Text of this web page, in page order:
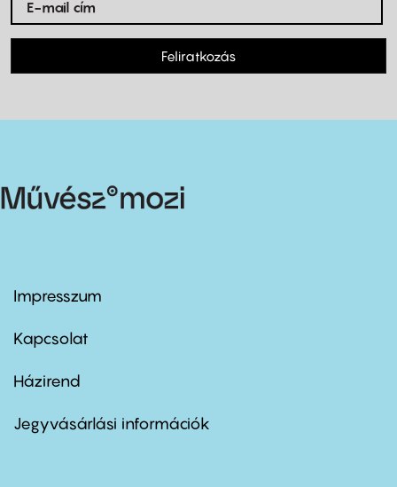
Feliratkozás
Footer
first
Impresszum
Kapcsolat
Footer
second
Házirend
Jegyvásárlási információk